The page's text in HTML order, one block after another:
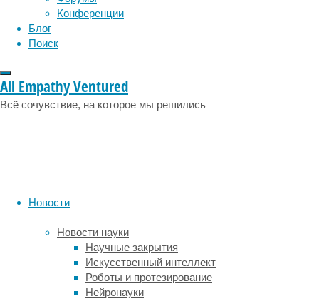
Конференции
Блог
Поиск
All Empathy Ventured
Всё сочувствие, на которое мы решились
Новости
Новости науки
Научные закрытия
Искусственный интеллект
Роботы и протезирование
Нейронауки
систем
опубликованы
в
вычисления
практическую
пользу,
ученым
необходимы
устройства,